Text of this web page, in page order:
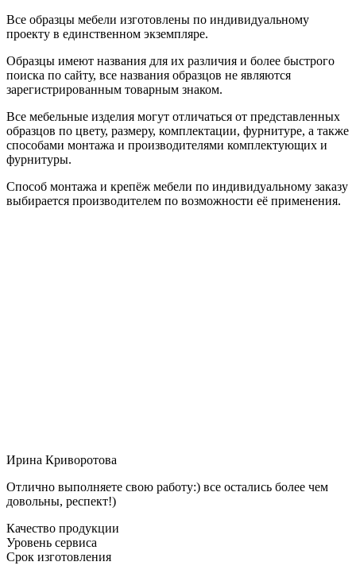
Все образцы мебели изготовлены по индивидуальному
проекту в единственном экземпляре.
Образцы имеют названия для их различия и более быстрого
поиска по сайту, все названия образцов не являются
зарегистрированным товарным знаком.
Все мебельные изделия могут отличаться от представленных
образцов по цвету, размеру, комплектации, фурнитуре, а также
способами монтажа и производителями комплектующих и
фурнитуры.
Способ монтажа и крепёж мебели по индивидуальному заказу
выбирается производителем по возможности её применения.
Ирина Криворотова
Отлично выполняете свою работу:) все остались более чем
довольны, респект!)
Качество продукции
Уровень сервиса
Срок изготовления